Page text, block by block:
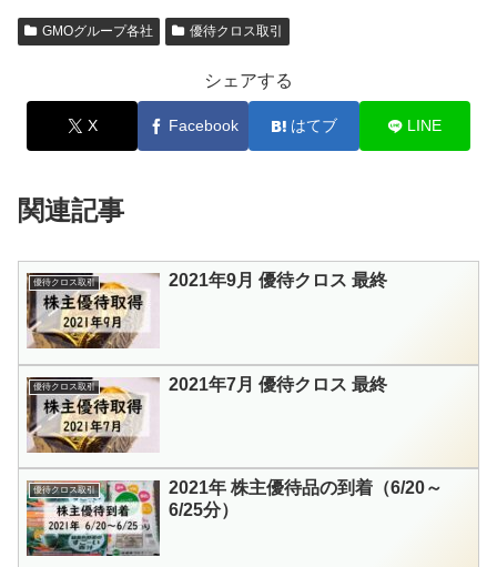
GMOグループ各社 優待クロス取引
シェアする
X Facebook はてブ LINE
関連記事
優待クロス取引 2021年9月 優待クロス 最終
優待クロス取引 2021年7月 優待クロス 最終
優待クロス取引
2021年 株主優待品の到着（6/20～
6/25分）